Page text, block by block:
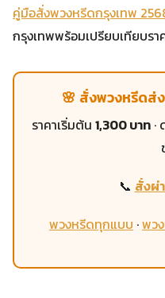
คู่มือสั่งพวงหรีดกรุงเทพ
กรุงเทพพร้อมเปรียบเทียบรา
🌸 สั่งพวงหรีดส่
ราคาเริ่มต้น 1,300 บาท ·
📞 สั่งผ่
พวงหรีดทุกแบบ ·พว